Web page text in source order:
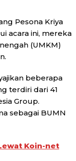
Pesona Kriya
acara ini, mereka
(UMKM)
beberapa
terdiri dari 41
Group.
sebagai BUMN
Koin-net